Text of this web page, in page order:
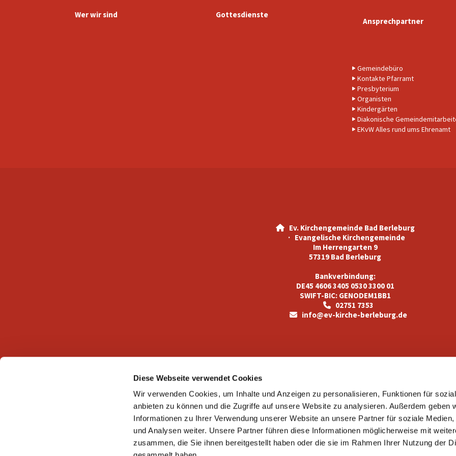
Diese Webseite verwendet Cookies
Wir verwenden Cookies, um Inhalte und Anzeigen zu personalisieren, Funktionen für
anbieten zu können und die Zugriffe auf unsere Website zu analysieren. Außerdem geben
Informationen zu Ihrer Verwendung unserer Website an unsere Partner für soziale Medien,
und Analysen weiter. Unsere Partner führen diese Informationen möglicherweise mit
zusammen, die Sie ihnen bereitgestellt haben oder die sie im Rahmen Ihrer Nutzung der
Wer wir sind Gottesdienste
Ansprechpartner
Gemeindebüro
Kontakte Pfarramt
Presbyterium
Organisten
Kindergärten
Diakonische
EKvW Alles rund ums Ehrenamt
Ev. Kirchengemeinde Bad Berleburg
· Evangelische Kirchengemeinde
Im Herrengarten 9
57319 Bad Berleburg
Bankverbindung:
DE45 4606 3405 0530 3300 01
SWIFT-BIC: GENODEM1BB1
02751 7353
info@ev-kirche-berleburg.de